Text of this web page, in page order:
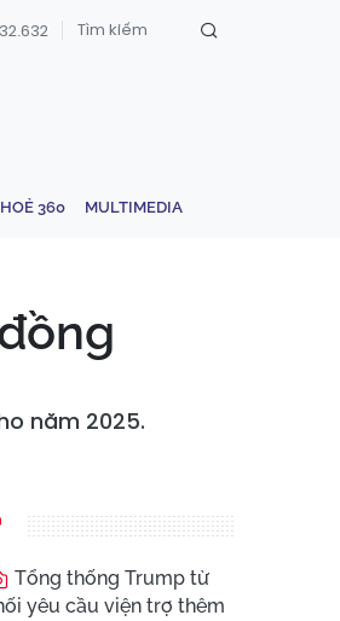
360 MULTIMEDIA
năm 2025.
Tổng thống Trump từ
yêu cầu viện trợ thêm